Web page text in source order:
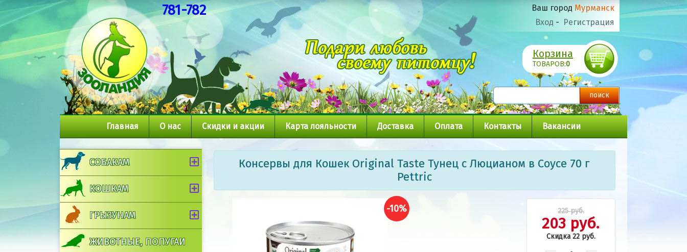
781-782 Ваш город Мурманск
Вход - Регистрация
Корзина
ТОВАРОВ:0
Главная О нас Скидки и акции Карта лояльности Доставка Оплата Контакты Вакансии
СОБАКАМ
КОШКАМ
ГРЫЗУНАМ
ЖИВОТНЫЕ, ПОПУГАИ
Консервы для Кошек Original Taste Тунец с Люцианом в Соусе 70 г
Pettric
-10% 225 руб.
203 руб.
Скидка 22 руб.